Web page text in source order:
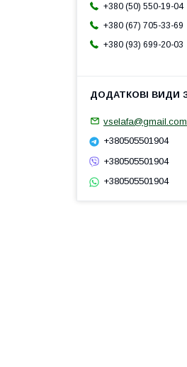
+380 (50) 550-19-04
+380 (67) 705-33-69
+380 (93) 699-20-03
vselafa@gmail.com
+380505501904
+380505501904
+380505501904